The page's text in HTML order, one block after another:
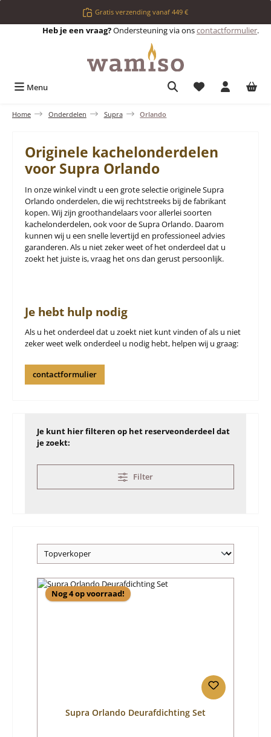
Ga naar de hoofdinhoudGratis verzending vanaf 449 €
Heb je een vraag?Ondersteuning via onscontactformulier.
Menu Je hebt 0 items
Home Onderdelen Supra Orlando
Originele kachelonderdelen
voor Supra Orlando
In onze winkel vindt u een grote selectie originele Supra
Orlando onderdelen, die wij rechtstreeks bij de fabrikant
kopen. Wij zijn groothandelaars voor allerlei soorten
kachelonderdelen, ook voor de Supra Orlando. Daarom
kunnen wij u een snelle levertijd en professioneel advies
garanderen. Als u niet zeker weet of het onderdeel dat u
zoekt het juiste is, vraag het ons dan gerust persoonlijk.
Je hebt hulp nodig
Als u het onderdeel dat u zoekt niet kunt vinden of als u niet
zeker weet welk onderdeel u nodig hebt, helpen wij u graag:
contactformulier
Je kunt hier filteren op het reserveonderdeel dat
je zoekt:
Filter
Nog 4 op voorraad!
Supra Orlando Deurafdichting Set